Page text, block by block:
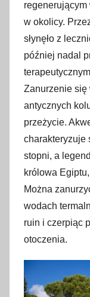
w okolicy.
słynęło z
później nadal
Zanurzenie się
antycznych
przeżycie.
charakteryzuje
stopni, a
królowa
Można
wodach
ruin i czerpiąc
otoczenia.